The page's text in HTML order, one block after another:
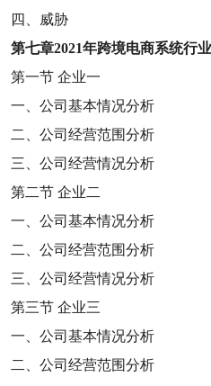
四、威胁
第七章2021年跨境电商系统行
第一节 企业一
一、公司基本情况分析
二、公司经营范围分析
三、公司经营情况分析
第二节 企业二
一、公司基本情况分析
二、公司经营范围分析
三、公司经营情况分析
第三节 企业三
一、公司基本情况分析
二、公司经营范围分析